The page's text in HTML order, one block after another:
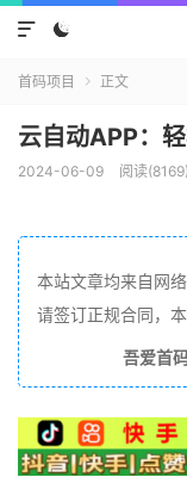


首码项目  正文
云自动APP：
2024-06-09 阅读(8169)
本站文章均来自网
请签订正规合同，
吾爱首